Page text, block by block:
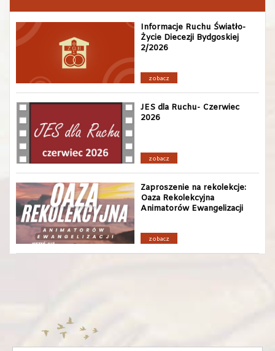
Informacje Ruchu Światło-
Życie Diecezji Bydgoskiej
2/2026
zobacz
JES dla Ruchu- Czerwiec
2026
zobacz
Zaproszenie na rekolekcje:
Oaza Rekolekcyjna
Animatorów Ewangelizacji
zobacz